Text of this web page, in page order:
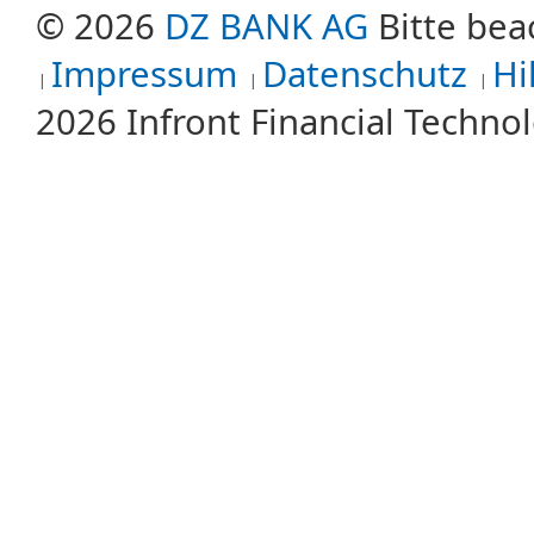
© 2026 DZ BANK AG Bitte
Impressum
Datenschutz
2026 Infront Financial